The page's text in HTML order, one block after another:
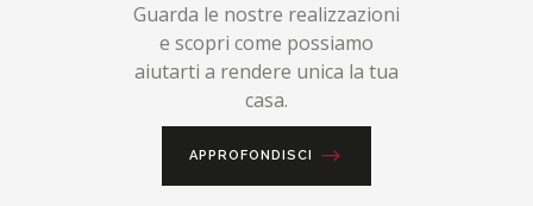
Guarda le nostre realizzazioni
e scopri come possiamo
aiutarti a rendere unica la tua
casa.
APPROFONDISCI